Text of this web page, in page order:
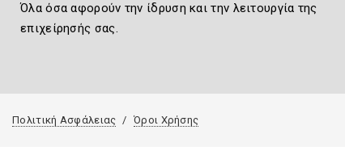
Όλα όσα αφορούν την ίδρυση και την λειτουργία της
επιχείρησής σας.
Πολιτική Ασφάλειας Όροι Χρήσης